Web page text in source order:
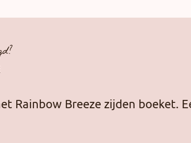
Rainbow Breeze zijden boeket.